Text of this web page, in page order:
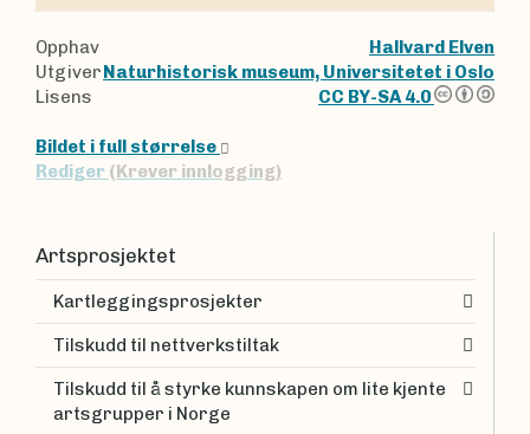
Opphav
Hallvard Elven
Utgiver Naturhistorisk museum, Universitetet i Oslo
Lisens
CC BY-SA 4.0
Bildet i full størrelse
Rediger (Krever innlogging)
Artsprosjektet
Kartleggingsprosjekter
Tilskudd til nettverkstiltak
Tilskudd til å styrke kunnskapen om lite kjente
artsgrupper i Norge